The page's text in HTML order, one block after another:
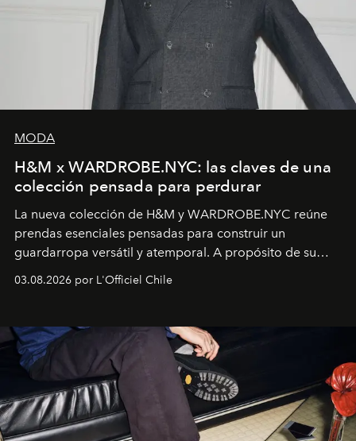
MODA
H&M x WARDROBE.NYC: las claves de una
colección pensada para perdurar
La nueva colección de H&M y WARDROBE.NYC reúne
prendas esenciales pensadas para construir un
guardarropa versátil y atemporal. A propósito de su
lanzamiento, los fundadores de la firma neoyorquina y
la asesora creativa y jefa de diseño global de la marca
y la filosofía detrás de la propuesta.
03.08.2026 por L'Officiel Chile